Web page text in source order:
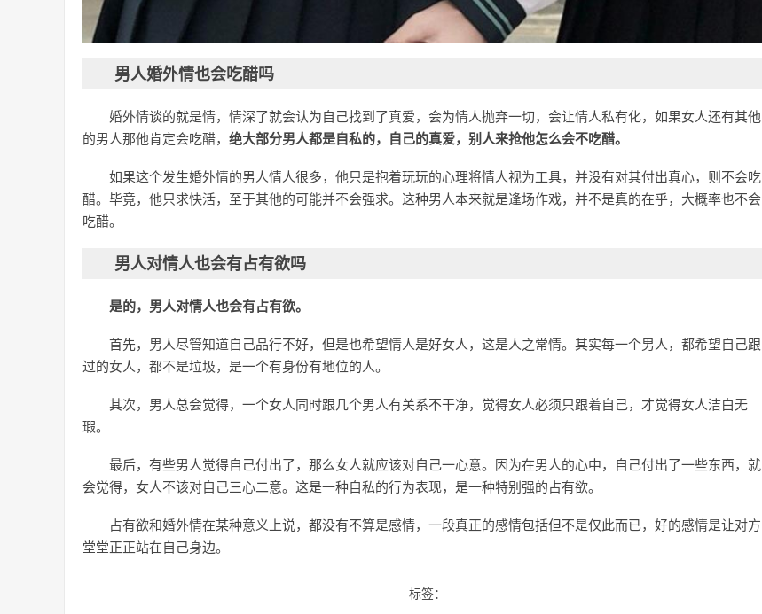
男人婚外情也会吃醋吗
婚外情谈的就是情，情深了就会认为自己找到了真爱，会为情人抛弃一切，会让情人私有化，如果女人还有其他
的男人那他肯定会吃醋， 绝大部分男人都是自私的，自己的真爱，别人来抢他怎么会不吃醋。
如果这个发生婚外情的男人情人很多，他只是抱着玩玩的心理将情人视为工具，并没有对其付出真心，则不会吃
醋。毕竟，他只求快活，至于其他的可能并不会强求。这种男人本来就是逢场作戏，并不是真的在乎，大概率也不会
吃醋。
男人对情人也会有占有欲吗
是的，男人对情人也会有占有欲。
首先，男人尽管知道自己品行不好，但是也希望情人是好女人，这是人之常情。其实每一个男人，都希望自己跟
过的女人，都不是垃圾，是一个有身份有地位的人。
其次，男人总会觉得，一个女人同时跟几个男人有关系不干净，觉得女人必须只跟着自己，才觉得女人洁白无
瑕。
最后，有些男人觉得自己付出了，那么女人就应该对自己一心意。因为在男人的心中，自己付出了一些东西，就
会觉得，女人不该对自己三心二意。这是一种自私的行为表现，是一种特别强的占有欲。
占有欲和婚外情在某种意义上说，都没有不算是感情，一段真正的感情包括但不是仅此而已，好的感情是让对方
堂堂正正站在自己身边。
标签：